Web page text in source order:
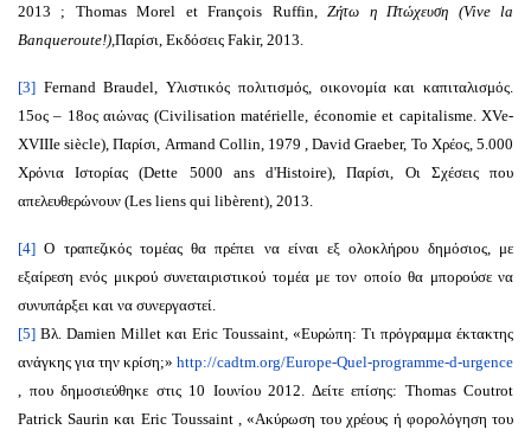
2013 ; Thomas Morel et François Ruffin,Ζήτω η Πτώχευση (Vive la
Banqueroute!) ,Παρίσι, Εκδόσεις Fakir, 2013.
[3] Fernand Braudel, Υλιστικός πολιτισμός, οικονομία και καπιταλισμός.
15ος – 18ος αιώνας (Civilisation matérielle, économie et capitalisme. XVe-
XVIIIe siècle), Παρίσι, Armand Collin, 1979 , David Graeber, Το Χρέος, 5.000
Χρόνια Ιστορίας (Dette 5000 ans d'Histoire), Παρίσι, Οι Σχέσεις που
απελευθερώνουν (Les liens qui libèrent), 2013.
[4] Ο τραπεζικός τομέας θα πρέπει να είναι εξ ολοκλήρου δημόσιος, με
εξαίρεση ενός μικρού συνεταιριστικού τομέα με τον οποίο θα μπορούσε να
συνυπάρξει και να συνεργαστεί.
[5] Βλ. Damien Millet και Eric Toussaint, «Ευρώπη: Τι πρόγραμμα έκτακτης
ανάγκης για την κρίση;» http://cadtm.org/Europe-Quel-programme-d-urgence
, που δημοσιεύθηκε στις 10 Ιουνίου 2012. Δείτε επίσης: Thomas Coutrot
Patrick Saurin και Eric Toussaint , «Ακύρωση του χρέους ή φορολόγηση του